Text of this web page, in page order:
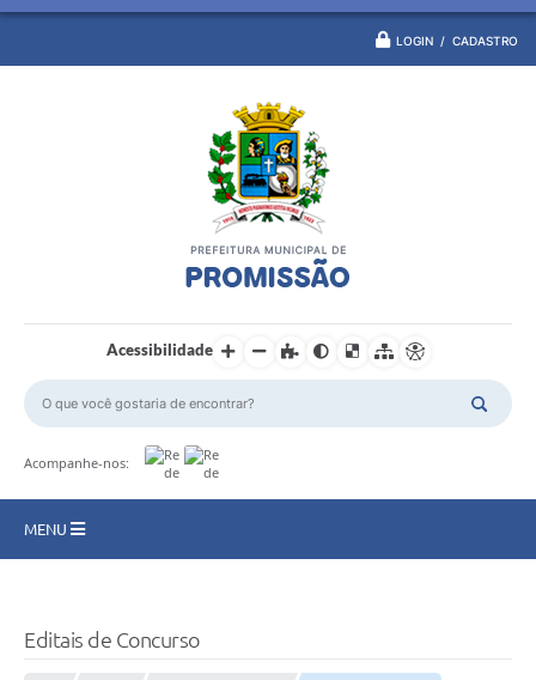
LOGIN / CADASTRO
Acessibilidade
Acompanhe-nos:
MENU
Turismo
Editais de Concurso